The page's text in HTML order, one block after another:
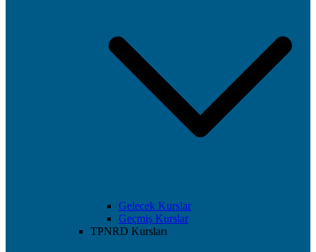
Gelecek Kurslar
Geçmiş Kurslar
TPNRD Kursları